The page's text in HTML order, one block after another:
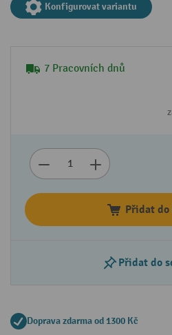
Konfigurovat variantu
7 Pracovních dnů
Přidat do
Přidat do
Doprava zdarma od 1300 Kč